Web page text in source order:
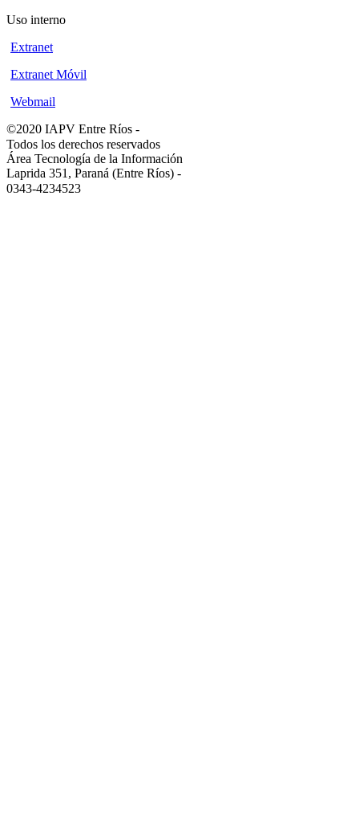
Uso interno
Extranet
Extranet Móvil
Webmail
©2020 IAPV Entre Ríos -
Todos los derechos reservados
Área Tecnología de la Información
Laprida 351, Paraná (Entre Ríos) -
0343-4234523